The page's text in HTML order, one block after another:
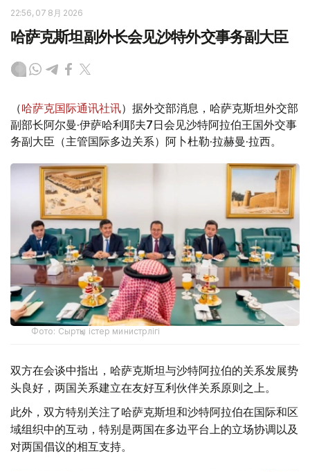
22:56, 07 8月 2026
哈萨克斯坦副外长会见沙特外交事务副大臣
（哈萨克国际通讯社讯）据外交部消息，哈萨克斯坦外交部
副部长阿尔曼·伊萨哈利耶夫7日会见沙特阿拉伯王国外交事
务副大臣（主管国际多边关系）阿卜杜勒·拉赫曼·拉西。
Фото: Сыртқы істер министрлігі
双方在会谈中指出，哈萨克斯坦与沙特阿拉伯的关系发展势
头良好，两国关系建立在友好互利伙伴关系原则之上。
此外，双方特别关注了哈萨克斯坦和沙特阿拉伯在国际和区
域组织中的互动，特别是两国在多边平台上的立场协调以及
对两国倡议的相互支持。